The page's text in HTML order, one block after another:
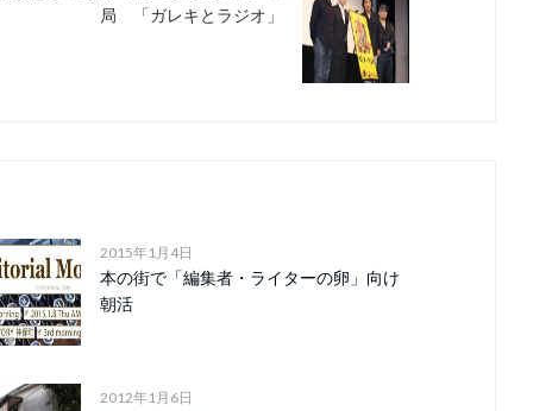
局 「ガレキとラジオ」
2015年1月4日
本の街で「編集者・ライターの卵」向け
朝活
2012年1月6日